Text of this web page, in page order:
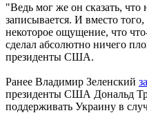
"Ведь мог же он сказать, что
записывается. И вместо
некоторое ощущение, что
сделал абсолютно ничего
президенты США.
Ранее Владимир Зеленский
президенты США Дональд
поддерживать Украину в